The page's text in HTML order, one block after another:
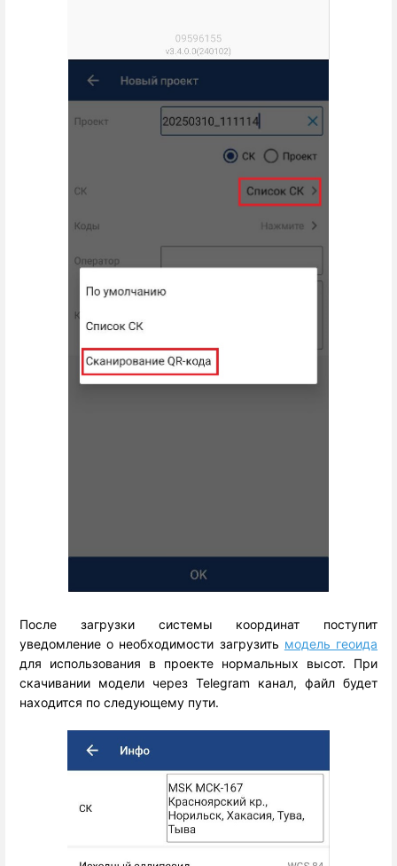
После загрузки системы координат поступит
уведомление о необходимости загрузить модель геоида
для использования в проекте нормальных высот. При
скачивании модели через Telegram канал, файл будет
находится по следующему пути.